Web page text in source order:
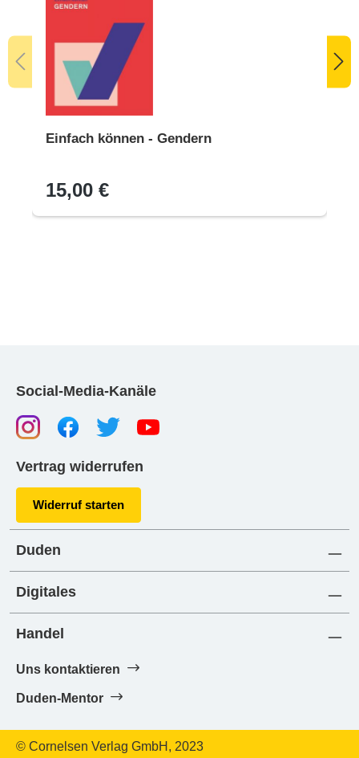
Einfach können - Gendern
15,00 €
Social-Media-Kanäle
Vertrag widerrufen
Widerruf starten
Duden
Digitales
Handel
Uns kontaktieren
Duden-Mentor
© Cornelsen Verlag GmbH, 2023